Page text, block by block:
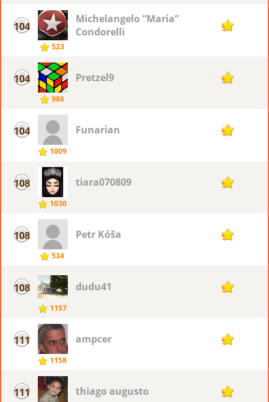
104
523
Michelangelo “Maria”
Condorelli
93
104
986
Pretzel9 93
104
1009
Funarian 93
108
1030
tiara070809 92
108
534
Petr Kóša 92
108
1157
dudu41 92
111
1158
ampcer 91
111 thiago augusto 91